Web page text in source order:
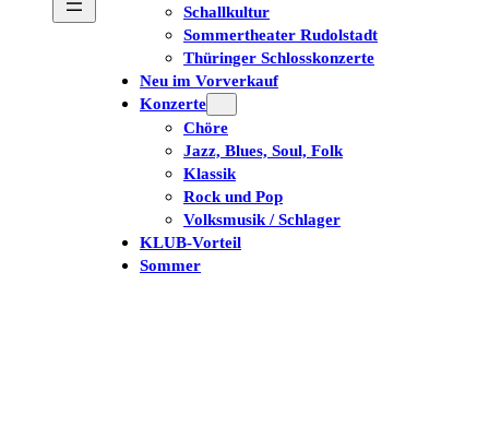
Schallkultur
Sommertheater Rudolstadt
Thüringer Schlosskonzerte
Neu im Vorverkauf
Konzerte
Chöre
Jazz, Blues, Soul, Folk
Klassik
Rock und Pop
Volksmusik / Schlager
KLUB-Vorteil
Sommer